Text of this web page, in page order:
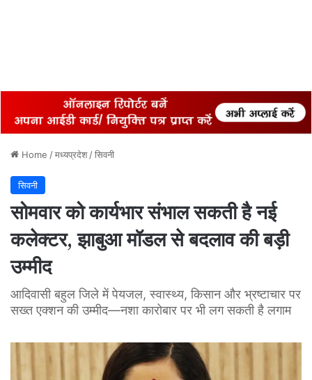
Home /मध्यप्रदेश /सिवनी
सिवनी
सोमवार को कार्यभार संभाल सकती है नई
कलेक्टर, झाबुआ मॉडल से बदलाव की बड़ी
उम्मीद
आदिवासी बहुल जिले में पेयजल, स्वास्थ्य, किसान और भ्रष्टाचार पर
सख्त एक्शन की उम्मीद—नशा कारोबार पर भी लग सकती है लगाम